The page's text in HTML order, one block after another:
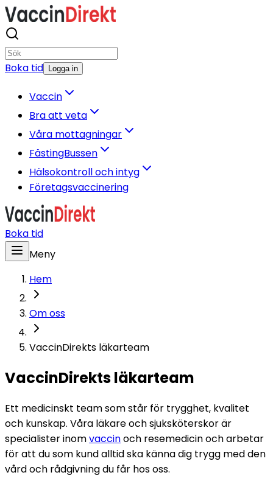
Boka tid Logga in
Vaccin
Bra att veta
Våra mottagningar
FästingBussen
Hälsokontroll och intyg
Företagsvaccinering
Boka tid
Meny
Hem
Om oss
VaccinDirekts läkarteam
VaccinDirekts läkarteam
Ett medicinskt team som står för trygghet, kvalitet
och kunskap. Våra läkare och sjuksköterskor är
specialister inom vaccin och resemedicin och arbetar
för att du som kund alltid ska känna dig trygg med den
vård och rådgivning du får hos oss.